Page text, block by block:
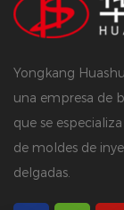
Yongkang
una empresa de
que se
de moldes de
delgadas.